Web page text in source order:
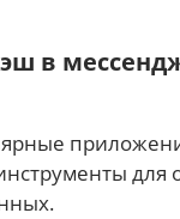
в
для